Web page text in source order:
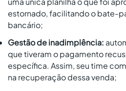
estornado, facilitando o bate-
bancário;
Gestão de inadimplência:
que tiveram o pagamento
específica. Assim, seu time
na recuperação dessa venda;